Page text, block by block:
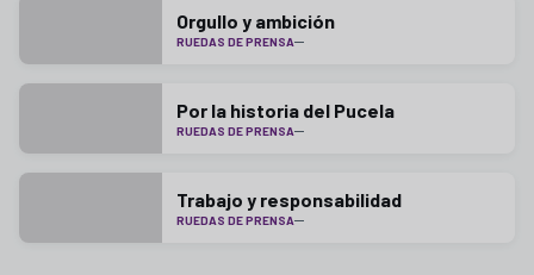
Orgullo y ambición
RUEDAS DE PRENSA
Por la historia del Pucela
RUEDAS DE PRENSA
Trabajo y responsabilidad
RUEDAS DE PRENSA